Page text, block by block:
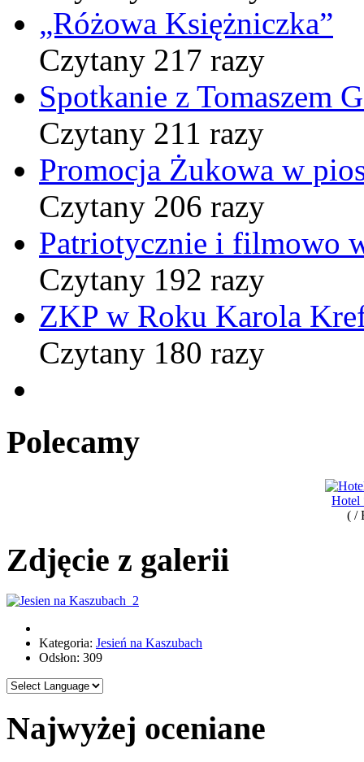
„Różowa Księżniczka”
Czytany 217 razy
Spotkanie z Tomaszem
Czytany 211 razy
Promocja Żukowa w
Czytany 206 razy
Patriotycznie i filmowo
Czytany 192 razy
ZKP w Roku Karola
Czytany 180 razy
Polecamy
Hotel
( /
Zdjęcie z galerii
Kategoria: Jesień na Kaszubach
Odsłon: 309
Najwyżej oceniane